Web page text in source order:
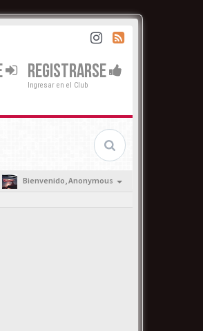
REGISTRARSE
Ingresar en el Club
Bienvenido,Anonymous